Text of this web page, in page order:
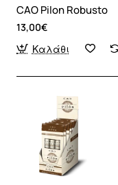
CAO Pilon Robusto
13,00€
Καλάθι